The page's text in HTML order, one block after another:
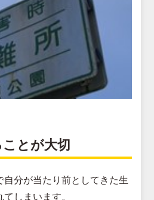
とが大切
自分が当たり前としてきた生
しまいます。